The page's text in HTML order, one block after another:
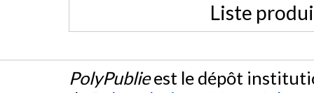
Liste
PolyPublieest le dépôt